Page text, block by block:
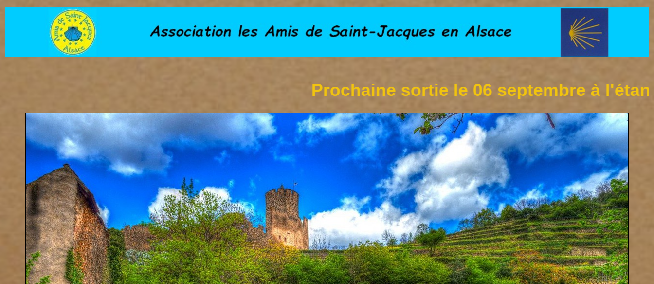
Prochaine sortie le 06 septembre à l'étang de